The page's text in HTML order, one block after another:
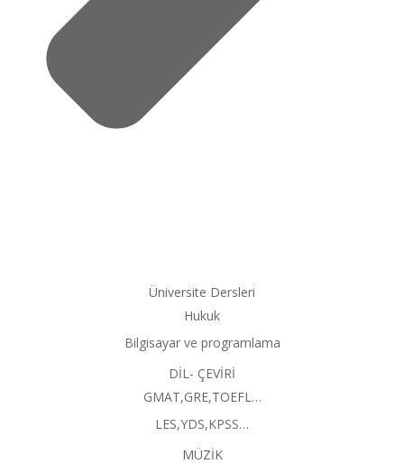
Üniversite Dersleri
Hukuk
Bilgisayar ve programlama
DİL- ÇEVİRİ
GMAT,GRE,TOEFL…
LES,YDS,KPSS…
MÜZİK